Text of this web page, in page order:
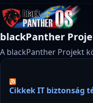
blackPanther
A blackPanther Projekt
Cikkek IT biztonság